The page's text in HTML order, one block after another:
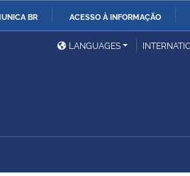
BR ACESSO À INFORMAÇÃO
Ministério das Relações
ExterioresLANGUAGES